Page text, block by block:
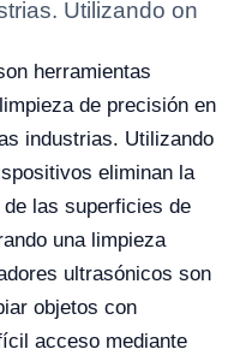
Utilizando on
herramientas
de precisión en
industrias. Utilizando
eliminan la
las superficies de
una limpieza
ultrasónicos son
objetos con
acceso mediante